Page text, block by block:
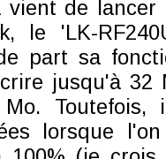
vient de lancer
le 'LK-
part sa
jusqu'à 32
Mo.
lorsque